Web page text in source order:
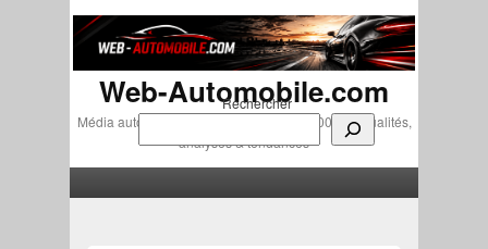
Rechercher
Web-Automobile.com
Média automobile indépendant depuis 2007 • Actualités,
analyses & tendances